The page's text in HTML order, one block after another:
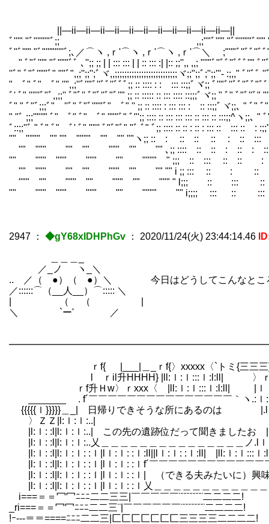
ﾞ'''" "ﾞ"'''""ﾞ;;￣￣￣￣￣￣￣￣￣￣￣￣￣￣ ,,;""ﾞ'''" "ﾞ"'''""ﾞ
ﾞ"ﾞ'''" "ﾞ"'''""'''ﾞ;､／⌒ヽ ,ｒ'⌒ヽ ,ｒ'⌒ヽ ,ｒ'⌒＼ ;"''"ﾞ''ﾞﾞ''ﾞﾞ"
" ﾞ"ﾞ'''" "ﾞ"""ﾞﾞ ､'';; ;; | | ::: ::: | | :: ::: :| |:: ;;'',, ,,; "''"ﾞ''ﾞﾞ''ﾞﾞﾞ
''ﾞ" ﾞ"ﾞ''""ﾞ" ""ﾞ",,;'';;'';ﾞヾ,,;;;;;;;;;;;;;;;;;;;;;;;;;;ヾ;;";;ﾞ;'';;'''- :;,," ﾞ
" ﾞ" ﾞ" ﾞ" ''",,;''ﾞ''"ﾞ''ﾞﾞ''ﾞﾞﾞ;; :: :::: : : ::: ::;;ﾞヾ;; ﾞ''"ﾞ''ﾞﾞ''ﾞﾞ"
ﾞ' ﾞ" ""''ﾞ"ﾞ,,;;'' ﾞ"ﾞ'' ﾞ"ﾞ''ﾞ"ﾞ''" ;; :: ::::: :: ::: :::: ::;;;ﾞヾ;; " ﾞ" ﾞ"
ﾞ" " ﾞ"ﾞ;;;ﾞ" ''ﾞ" ﾞ"ﾞ''""ﾞ" ﾞ" '' ;; :: :::: : ::: ::: : :: ::;;ﾞヾ;;､ " ﾞ
" "ﾞ ;;;''"''" ﾞ" ﾞ" ﾞ" ﾞ" ''""ﾞ" ﾞ"';; :::: :: ::: ::: ::: :: ::: :: :::;;^ヽ;;､
ﾞ::;;''ﾞ " ﾞ" ﾞ" ﾞ' ﾞ" ""'' ﾞ"ﾞ"ﾞ" "ﾞ ﾞ" ﾞ;; :::: :: :: : :: : ::: :: :::
"" """" "" "" """" "" "" ""ヽ;; :: : :: :: :: : ::
"" """ "" "" """ "" "" ､;; :::: :: :: : :: :
"" """ """ """ "" """" " ;;; :: ::: :: :: :
"" """ "" "" """ "" "" "" i ;; ::: :: : ::
""" "" """ "" """ "" """ " l;;; :: :::
"" """ """ """ "" """" "" i;;;; ::: ::
2947 ： ◆gY68xIDHPhGv ： 2020/11/24(火) 23:44:14.46
／_ノ ヽ_＼
.. ／（ ●）（ ●）＼ 今日はどうしてこんなところ
／::::::⌒（__人__）⌒::::: ＼
| （ （ |
＼ `ー' ／
ｒf{ |___|＿_ｒf{〉xxxxx〈`トミ{三三三}≦
l ｒil升HHHH} |ll:ｌ:ｌ:::ｌ:l:ll| 〉ｒｒｒ
ｒf升Ｈw〉ｒxxx〈 |ll:ｌ:ｌ:::ｌ:l:ll| |ｌｌ:ｌ
_______ . f´￣￣￣￣￣￣￣￣￣￣￣￣￣￣￣｀ヽ.:ｌ:
{{{{{ｌ}}}}}＿_| 日帰りできそうな所にあるのは |.l
〉ＺＺ|l:ｌ:ｌ:..| |.lｌ:
|l:ｌ: :l|l:ｌ:ｌ:..| この先の遺跡位だって聞きましたお
|l:ｌ: :l|l:ｌ:ｌ:..乂＿＿＿＿＿＿＿＿＿＿＿＿＿＿＿ノ.lｌ
|l:ｌ: :l|l:ｌ:ｌ: :ｌ|lｌ:ｌ: :ｌ:ll||lｌ:ｌ: :ｌ:ll| |ll:ｌ:ｌ
|l:ｌ: :l|l:ｌ:ｌ: :ｌ|lｌ:ｌ: :ｌf´￣￣￣￣￣￣￣￣￣￣￣￣
|l:ｌ: :l|l:ｌ:ｌ: :ｌ|lｌ:ｌ: :ｌ| （できる夫みたいに）興
|l:ｌ: :l|l:ｌ:ｌ: :ｌ|lｌ:ｌ: :ｌ乂＿＿＿＿＿＿＿＿＿＿＿
i===＝＝冖冖ﾆﾆﾆ二二三三|￣￣￣￣￣¨¨¨¨¨¨¨¨二二二二!
_ri===＝＝冖冖ﾆﾆﾆ二二三¨|￣￣￣￣￣￣¨¨¨¨¨¨¨¨二二二二!
!ｰ‐--＝＝====ﾆﾆﾆ二二三|匚匚匚匚匚匚匚三三三三二二二二!